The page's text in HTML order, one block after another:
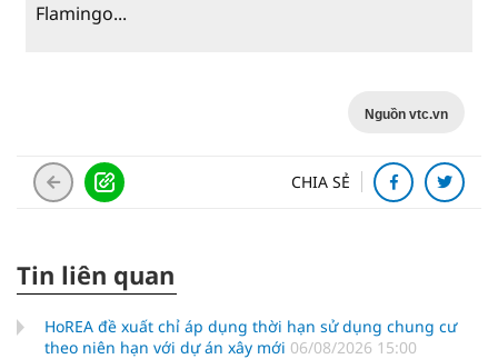
Flamingo...
Nguồn vtc.vn
CHIA SẺ
Tin liên quan
HoREA đề xuất chỉ áp dụng thời hạn sử dụng chung cư
theo niên hạn với dự án xây mới 06/08/2026 15:00